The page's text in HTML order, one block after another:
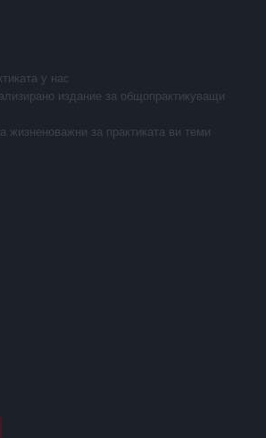
у нас
издание за общопрактикуващи
жизненоважни за практиката ви теми